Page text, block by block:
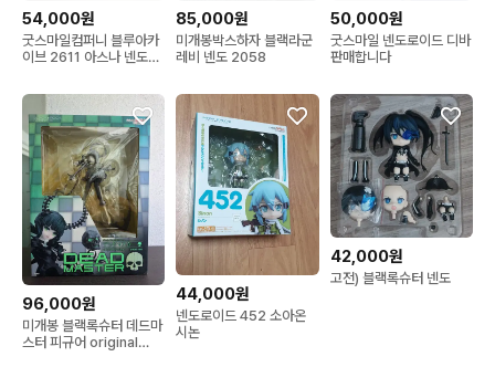
54,000원
굿스마일컴퍼니 블루아카
이브 2611 아스나 넨도로
85,000원
미개봉박스하자 블랙라군
레비 넨도 2058
50,000원
굿스마일 넨도로이드 디바
판매합니다
96,000원
미개봉 블랙록슈터 데드마
스터 피규어 original
44,000원
넨도로이드 452 소아온
시논
42,000원
고전) 블랙록슈터 넨도